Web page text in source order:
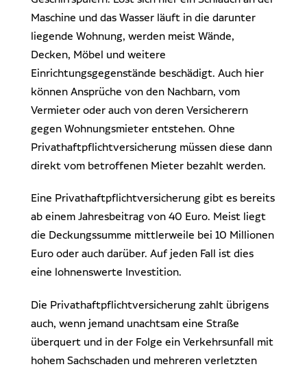
Maschine und das Wasser läuft in die darunter
liegende Wohnung, werden meist Wände,
Decken, Möbel und weitere
Einrichtungsgegenstände beschädigt. Auch hier
können Ansprüche von den Nachbarn, vom
Vermieter oder auch von deren Versicherern
gegen Wohnungsmieter entstehen. Ohne
Privathaftpflichtversicherung müssen diese dann
direkt vom betroffenen Mieter bezahlt werden.
Eine Privathaftpflichtversicherung gibt es bereits
ab einem Jahresbeitrag von 40 Euro. Meist liegt
die Deckungssumme mittlerweile bei 10 Millionen
Euro oder auch darüber. Auf jeden Fall ist dies
eine lohnenswerte Investition.
Die Privathaftpflichtversicherung zahlt übrigens
auch, wenn jemand unachtsam eine Straße
überquert und in der Folge ein Verkehrsunfall mit
hohem Sachschaden und mehreren verletzten